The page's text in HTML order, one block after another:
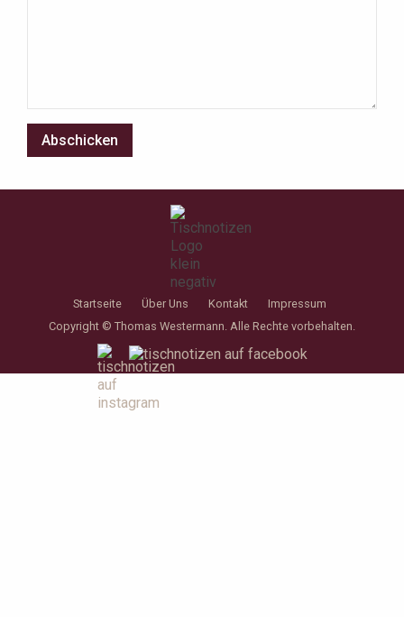
Startseite Über Uns Kontakt
Impressum
Copyright © Thomas Westermann. Alle Rechte vorbehalten.